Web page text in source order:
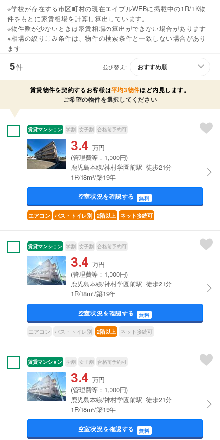
※学校が存在する市区町村の現在エイブルWEBに掲載中の1R/1K物
件をもとに家賃相場を計算し算出しています。
※物件数が少ないときは家賃相場の算出ができない場合があります
※相場の絞りこみ条件は、物件の検索条件と一致しない場合があり
ます
5件 並び替え:
賃貸物件を契約するお客様は平均3物件ほど内見します。
ご希望の物件を選択してください
賃貸マンション 学割 女子割 合格前予約可
3.4 万円
(管理費等：1,000円)
鹿児島本線/神村学園前駅 徒歩21分
1R/18m²/築19年
空室状況を確認する 無料
エアコン バス・トイレ別 2階以上 ネット接続可
賃貸マンション 学割 女子割 合格前予約可
3.4 万円
(管理費等：1,000円)
鹿児島本線/神村学園前駅 徒歩21分
1R/18m²/築19年
空室状況を確認する 無料
エアコン バス・トイレ別 2階以上 ネット接続可
賃貸マンション 学割 女子割 合格前予約可
3.4 万円
(管理費等：1,000円)
鹿児島本線/神村学園前駅 徒歩21分
1R/18m²/築19年
空室状況を確認する 無料